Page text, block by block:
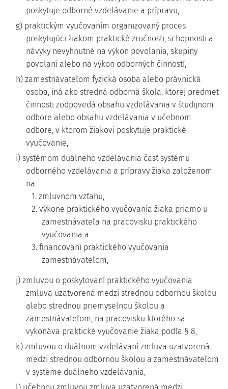
poskytuje odborné vzdelávanie a prípravu,
g) praktickým vyučovaním organizovaný proces
poskytujúci žiakom praktické zručnosti, schopnosti a
návyky nevyhnutné na výkon povolania, skupiny
povolaní alebo na výkon odborných činností,
h) zamestnávateľom fyzická osoba alebo právnická
osoba, iná ako stredná odborná škola, ktorej predmet
činnosti zodpovedá obsahu vzdelávania v študijnom
odbore alebo obsahu vzdelávania v učebnom
odbore, v ktorom žiakovi poskytuje praktické
vyučovanie,
i) systémom duálneho vzdelávania časť systému
odborného vzdelávania a prípravy žiaka založenom
na
1. zmluvnom vzťahu,
2. výkone praktického vyučovania žiaka priamo u
zamestnávateľa na pracovisku praktického
vyučovania a
3. financovaní praktického vyučovania
zamestnávateľom,
j) zmluvou o poskytovaní praktického vyučovania
zmluva uzatvorená medzi strednou odbornou školou
alebo strednou priemyselnou školou a
zamestnávateľom, na pracovisku ktorého sa
vykonáva praktické vyučovanie žiaka podľa § 8,
k) zmluvou o duálnom vzdelávaní zmluva uzatvorená
medzi strednou odbornou školou a zamestnávateľom
v systéme duálneho vzdelávania,